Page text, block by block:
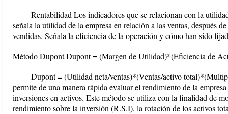
Rentabilidad Los indicadores que se relacionan con la
señala la utilidad de la empresa en relación a las ventas, después
vendidas. Señala la eficiencia de la operación y cómo han sido
Método Dupont Dupont = (Margen de Utilidad)*(Eficiencia de
Dupont = (Utilidad neta/ventas)*(Ventas/activo
permite de una manera rápida evaluar el rendimiento de la
inversiones en activos. Este método se utiliza con la finalidad de
rendimiento sobre la inversión (R.S.I), la rotación de los activos